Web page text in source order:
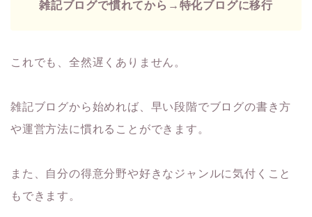
雑記ブログで慣れてから→特化ブログに移行
これでも、全然遅くありません。
雑記ブログから始めれば、早い段階でブログの書き方
や運営方法に慣れることができます。
また、自分の得意分野や好きなジャンルに気付くこと
もできます。